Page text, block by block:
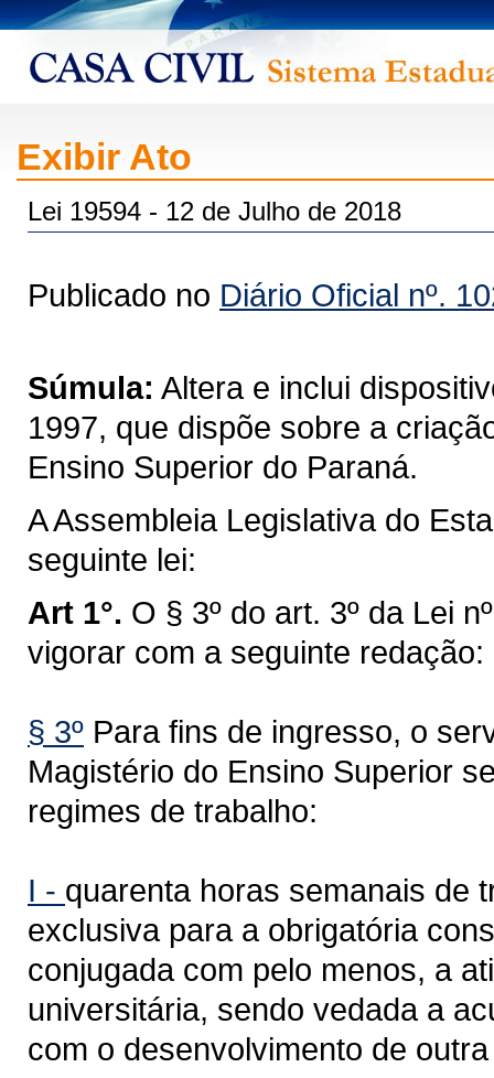
Exibir Ato
Lei 19594 - 12 de Julho de 2018
Publicado no Diário Oficial nº.
Súmula: Altera e inclui
1997, que dispõe sobre a
Ensino Superior do Paraná.
A Assembleia Legislativa do
seguinte lei:
Art 1°. O § 3º do art. 3º da Lei
vigorar com a seguinte redação:
§ 3º Para fins de ingresso, o
Magistério do Ensino Superior
regimes de trabalho:
I - quarenta horas semanais de
exclusiva para a obrigatória
conjugada com pelo menos, a
universitária, sendo vedada a
com o desenvolvimento de